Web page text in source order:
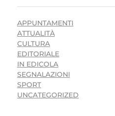
APPUNTAMENTI
ATTUALITÀ
CULTURA
EDITORIALE
IN EDICOLA
SEGNALAZIONI
SPORT
UNCATEGORIZED